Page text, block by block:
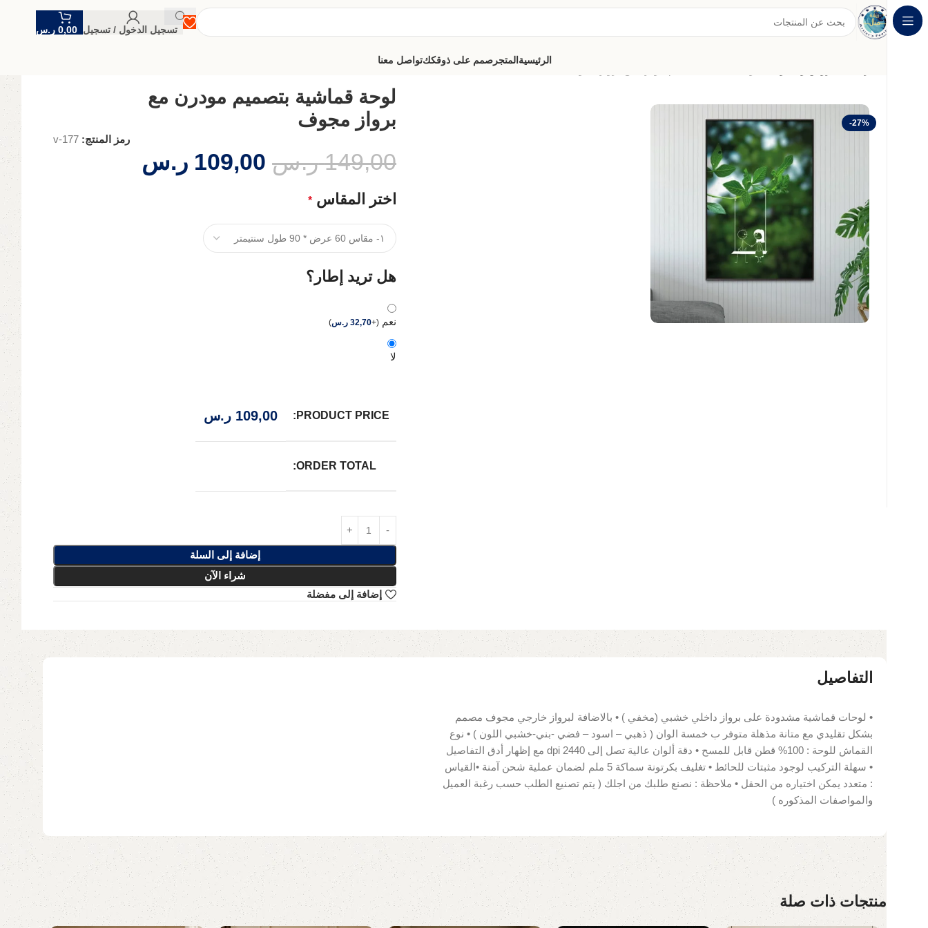
تسجيل الدخول / تسجيل 0,00 ر.س
الرئيسيةالمتجر صمم على ذوقككتواصل معنا
-27%
لوحة قماشية بتصميم مودرن مع
برواز مجوف
رمز المنتج: v-177
149,00 ر.س 109,00 ر.س
اختر المقاس *
هل تريد إطار؟
نعم (
+
32,70 ر.س)
لا
PRODUCT PRICE:
109,00 ر.س
ORDER TOTAL:
إضافة إلى السلة
شراء الآن
إضافة إلى مفضلة
التفاصيل
• لوحات قماشية مشدودة على برواز داخلي خشبي (مخفي ) • بالاضافة لبرواز خارجي مجوف مصمم
بشكل تقليدي مع متانة مذهلة متوفر ب خمسة الوان ( ذهبي – اسود – فضي -بني-خشبي اللون ) • نوع
القماش للوحة : 100% قطن قابل للمسح • دقة ألوان عالية تصل إلى 2440 dpi مع إظهار أدق التفاصيل
• سهلة التركيب لوجود مثبتات للحائط • تغليف بكرتونة سماكة 5 ملم لضمان عملية شحن آمنة •القياس
: متعدد يمكن اختياره من الحقل • ملاحظة : نصنع طلبك من اجلك ( يتم تصنيع الطلب حسب رغبة العميل
والمواصفات المذكوره )
منتجات ذات صلة